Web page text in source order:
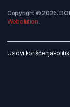
Copyright © 2026.
Webolution.
Uslovi korišćenja